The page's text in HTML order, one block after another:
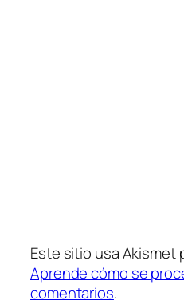
Este sitio usa Akismet
Aprende cómo se
comentarios.